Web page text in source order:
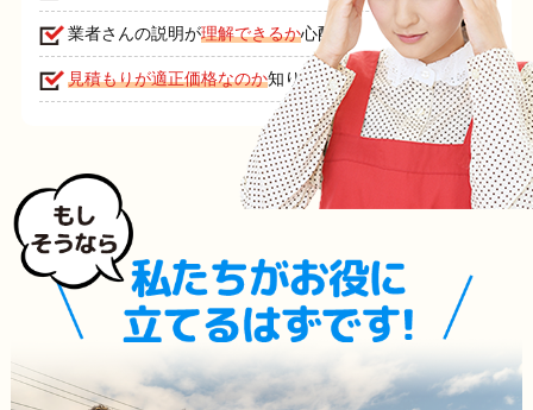
業者さんの説明が理解できるか心配
見積もりが適正価格なのか知りたい